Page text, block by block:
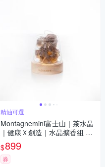
精油可選
Montagnemini富士山｜茶水晶
｜健康Ｘ創造｜水晶擴香組 精
油可選
$899
券